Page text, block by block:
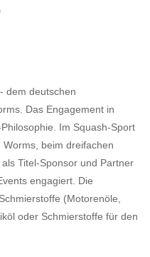
dem deutschen
Das Engagement in
Im Squash-Sport
Worms, beim dreifachen
Titel-Sponsor und Partner
engagiert. Die
(Motorenöle,
oder Schmierstoffe für den